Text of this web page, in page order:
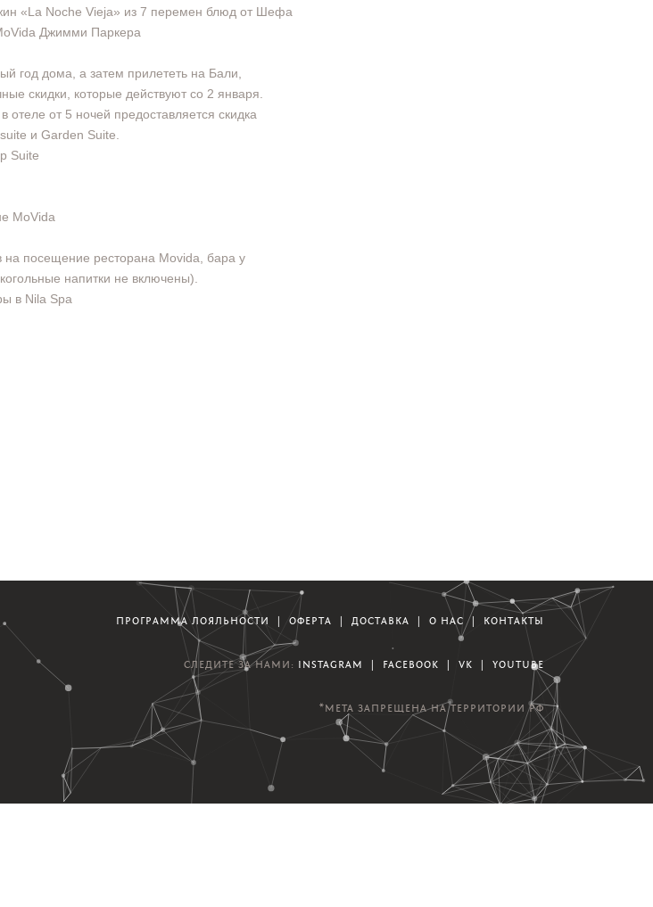
«La Noche Vieja» из 7 перемен блюд от Шефа
Джимми Паркера
год дома, а затем прилететь на Бали,
скидки, которые действуют со 2 января.
от 5 ночей предоставляется скидка
и Garden Suite.
Suite
MoVida
на посещение ресторана Movida, бара у
напитки не включены).
в Nila Spa
ПРОГРАММА ЛОЯЛЬНОСТИ ОФЕРТА ДОСТАВКА О НАС КОНТАКТЫ
СЛЕДИТЕ ЗА НАМИ: INSTAGRAM FACEBOOK VK YOUTUBE
*META ЗАПРЕЩЕНА НА ТЕРРИТОРИИ РФ